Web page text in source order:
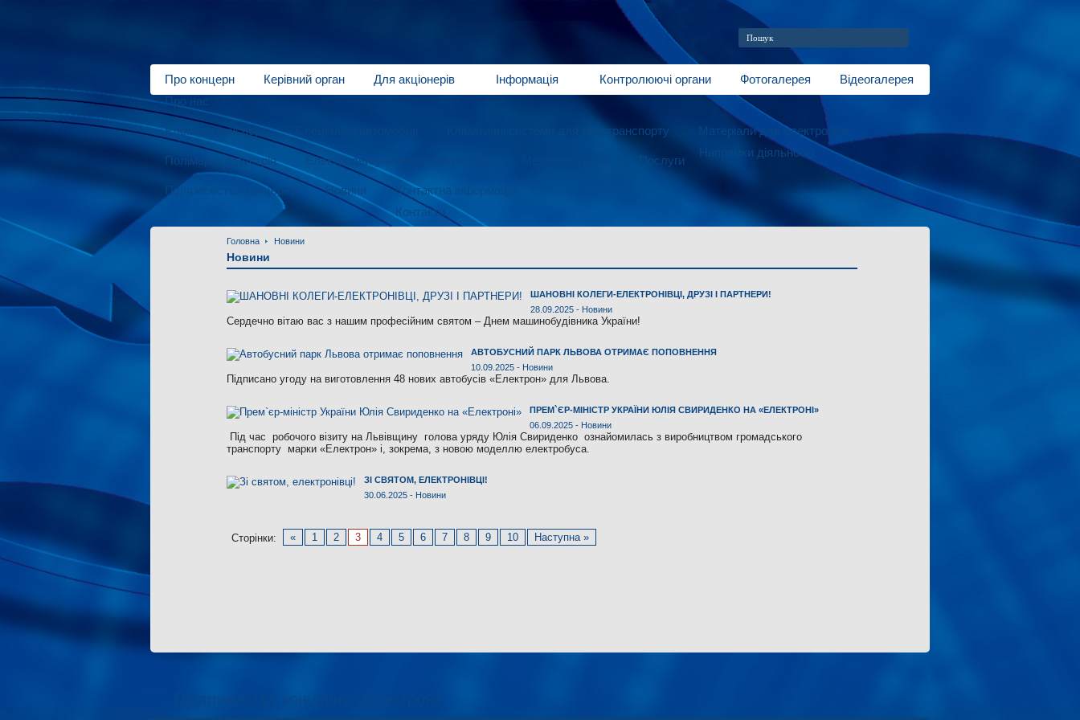
Про концерн Керівний орган Для акціонерів Інформація Контролюючі органи Фотогалерея
Відеогалерея
Про нас
Електротранспорт Кліматичні системи для автотранспорту Матеріали для електроніки
Полімерна індустрія Електродвигуни малої потужності Послуги
Напрямки діяльності
Підприємства концерну Новини
Контактна інформація
Контакти
Головна Новини
Новини
ШАНОВНІ КОЛЕГИ-ЕЛЕКТРОНІВЦІ, ДРУЗІ І ПАРТНЕРИ!
28.09.2025 - Новини
Сердечно вітаю вас з нашим професійним святом – Днем машинобудівника України!
АВТОБУСНИЙ ПАРК ЛЬВОВА ОТРИМАЄ ПОПОВНЕННЯ
10.09.2025 - Новини
Підписано угоду на виготовлення 48 нових автобусів «Електрон» для Львова.
ПРЕМ`ЄР-МІНІСТР УКРАЇНИ ЮЛІЯ СВИРИДЕНКО НА «ЕЛЕКТРОНІ»
06.09.2025 - Новини
Під час робочого візиту на Львівщину голова уряду Юлія Свириденко ознайомилась з виробництвом громадського
транспорту марки «Електрон» і, зокрема, з новою моделлю електробуса.
ЗІ СВЯТОМ, ЕЛЕКТРОНІВЦІ!
30.06.2025 - Новини
Сторінки: « 1 2 3 4 5 6 7 8 9 10 Наступна »
Підприємства концерну «Електрон»